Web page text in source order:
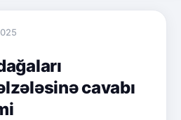
cavabı